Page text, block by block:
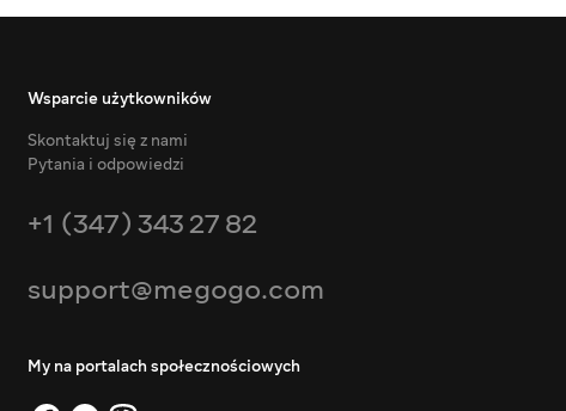
Wsparcie użytkowników
Skontaktuj się z nami
Pytania i odpowiedzi
+1 (347) 343 27 82
support@megogo.com
My na portalach społecznościowych